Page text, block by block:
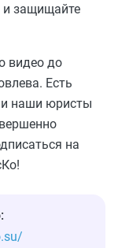
и защищайте
видео до
Есть
наши юристы
на